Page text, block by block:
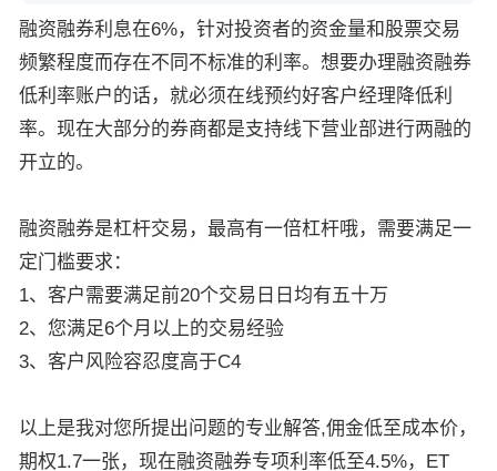
融资融券利息在6%，针对投资者的资金量和股票交易
频繁程度而存在不同不标准的利率。想要办理融资融券
低利率账户的话，就必须在线预约好客户经理降低利
率。现在大部分的券商都是支持线下营业部进行两融的
开立的。
融资融券是杠杆交易，最高有一倍杠杆哦，需要满足一
定门槛要求：
1、客户需要满足前20个交易日日均有五十万
2、您满足6个月以上的交易经验
3、客户风险容忍度高于C4
以上是我对您所提出问题的专业解答,佣金低至成本价，
期权1.7一张，现在融资融券专项利率低至4.5%，ET